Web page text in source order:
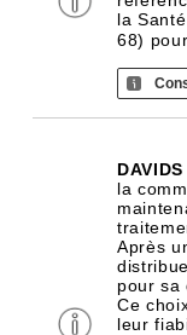
la
68)
la
Après
pour sa
Ce
leur